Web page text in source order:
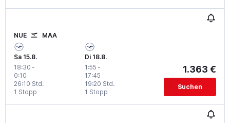
NUE MAA
Sa 15.8.
18:30 -
0:10
1 Stopp
26:10 Std.
Di 18.8.
1:55 -
17:45
1 Stopp
19:20 Std.
1.363 €
Suchen